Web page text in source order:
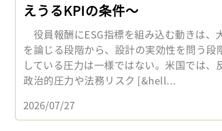
えうるKPIの条件〜
役員報酬にESG指標を組み込む動きは、
を論じる段階から、設計の実効性を問う
している圧力は一様ではない。米国では、
政治的圧力や法務リスク [&hell...
2026/07/27